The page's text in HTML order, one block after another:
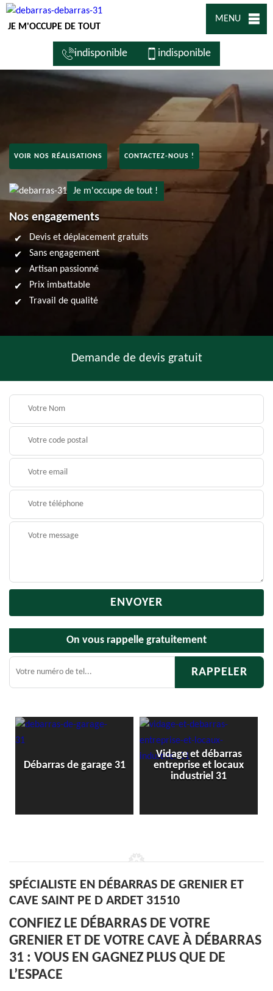
JE M'OCCUPE DE TOUT
MENU
indisponible indisponible
VOIR NOS RÉALISATIONS CONTACTEZ-NOUS !
Je m'occupe de tout !
Nos engagements
Devis et déplacement gratuits
Sans engagement
Artisan passionné
Prix imbattable
Travail de qualité
Demande de devis gratuit
On vous rappelle gratuitement
de garage 31
Vidage et débarras
entreprise et locaux
industriel 31
SPÉCIALISTE EN DÉBARRAS DE GRENIER ET
CAVE SAINT PE D ARDET 31510
CONFIEZ LE DÉBARRAS DE VOTRE
GRENIER ET DE VOTRE CAVE À DÉBARRAS
31 : VOUS EN GAGNEZ PLUS QUE DE
L’ESPACE